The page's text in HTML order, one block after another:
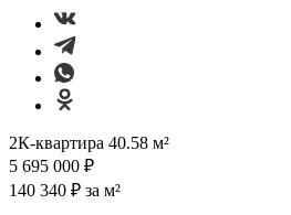
2К-квартира 40.58 м²
5 695 000 ₽
140 340 ₽ за м²